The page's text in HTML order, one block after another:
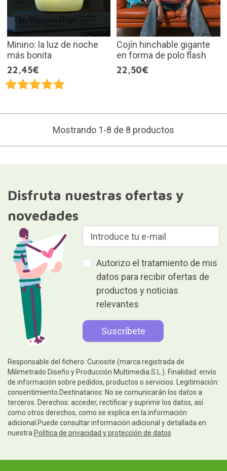
Minino: la luz de noche
más bonita
22,45€
Cojín hinchable gigante
en forma de polo flash
22,50€
Mostrando 1-8 de 8 productos
Disfruta nuestras ofertas y
novedades
Autorizo el tratamiento de mis
datos para recibir ofertas de
productos y noticias
relevantes
Responsable del fichero: Curiosite (marca registrada de
Milimetrado Diseño y Producción Multimedia S.L.). Finalidad: envío
de información sobre pedidos, productos o servicios. Legitimación:
consentimiento.Destinatarios: No se comunicarán los datos a
terceros. Derechos: acceder, rectificar y suprimir los datos, así
como otros derechos, como se explica en la información
adicional.Puede consultar información adicional y detallada en
nuestra Política de privacidad y protección de datos